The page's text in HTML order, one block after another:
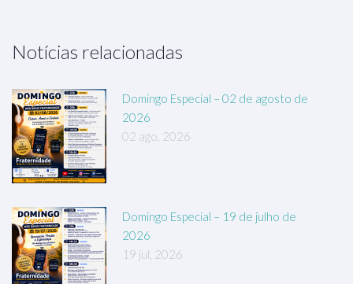
Notícias relacionadas
Domingo Especial – 02 de agosto de
2026
02 ago, 2026
Domingo Especial – 19 de julho de
2026
19 jul, 2026